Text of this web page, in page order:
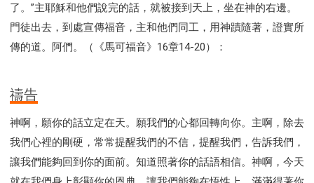
了。”主耶穌和他們說完的話，就被接到天上，坐在神的右邊。
門徒出去，到處宣傳福音，主和他們同工，用神蹟隨著，證實所
傳的道。阿們。（《馬可福音》16章14-20）：
禱告
神啊，願你的話立定在天。願我們的心都回轉向你。主啊，除去
我們心裡的剛硬，常常提醒我們的不信，提醒我們，告訴我們，
讓我們能夠回到你的面前。知道照著你的話語相信。神啊，今天